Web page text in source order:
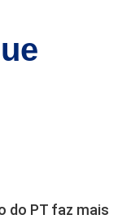
do PT faz mais